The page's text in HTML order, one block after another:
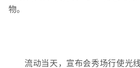
物。
流动当天，宣布会秀场行使光